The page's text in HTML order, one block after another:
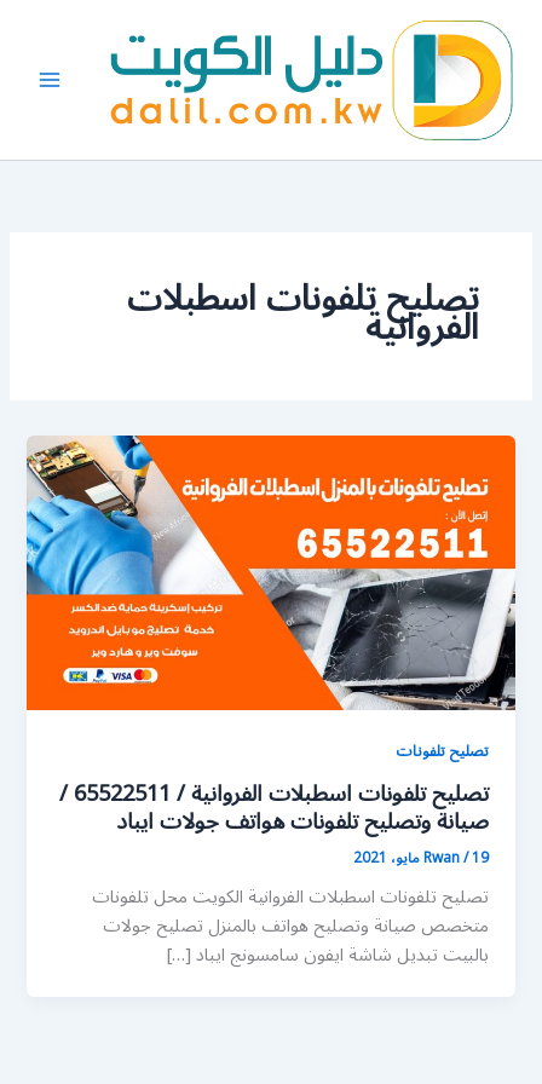
المحتوى
تصليح تلفونات اسطبلات
الفروانية
تصليح تلفونات
تصليح تلفونات اسطبلات الفروانية / 65522511 /
صيانة وتصليح تلفونات هواتف جولات ايباد
Rwan/19 مايو، 2021
تصليح تلفونات اسطبلات الفروانية الكويت محل تلفونات
متخصص صيانة وتصليح هواتف بالمنزل تصليح جولات
بالبيت تبديل شاشة ايفون سامسونج ايباد […]